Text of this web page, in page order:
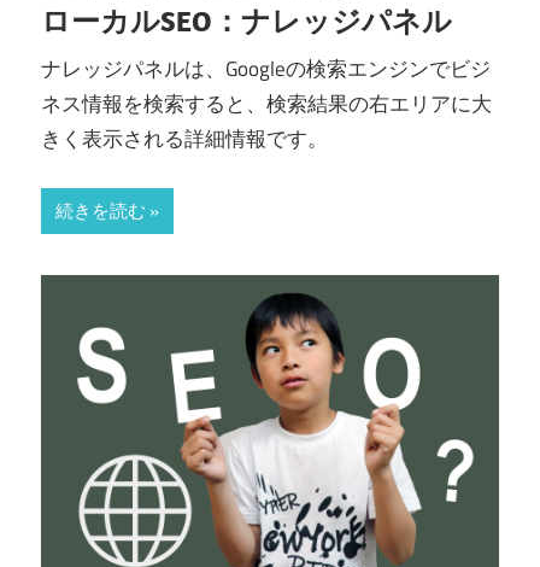
ローカルSEO：ナレッジパネル
ナレッジパネルは、Googleの検索エンジンでビジ
ネス情報を検索すると、検索結果の右エリアに大
きく表示される詳細情報です。
続きを読む